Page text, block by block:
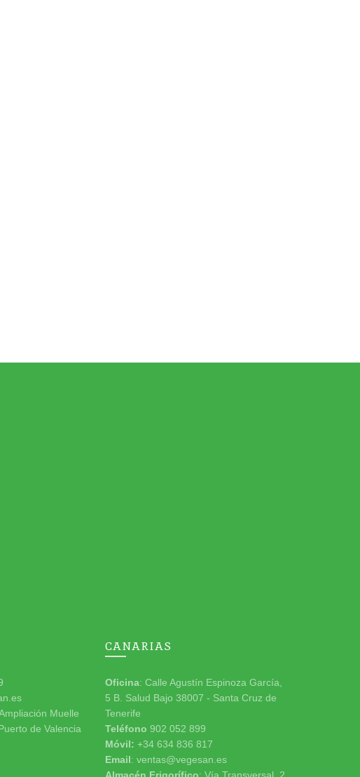
Muelle
de Valencia
CANARIAS
Oficina: Calle Agustín Espinoza García,
5 B. Salud Bajo 38007 - Santa Cruz de
Tenerife
Teléfono 902 052 899
Móvil: +34 634 836 817
Email: ventas@vegesan.es